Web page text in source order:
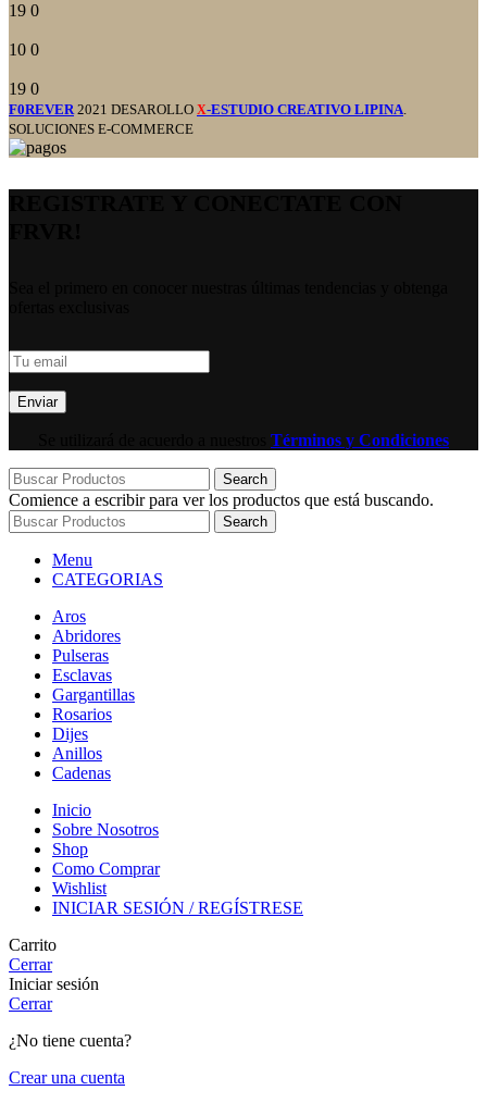
19 0
10 0
19 0
F0REVER 2021 DESAROLLO X-ESTUDIO CREATIVO LIPINA.
SOLUCIONES E-COMMERCE
Términos y Condiciones
Search
Comience a escribir para ver los productos que está buscando.
Search
Menu
CATEGORIAS
Aros
Abridores
Pulseras
Esclavas
Gargantillas
Rosarios
Dijes
Anillos
Cadenas
Inicio
Sobre Nosotros
Shop
Como Comprar
Wishlist
INICIAR SESIÓN / REGÍSTRESE
Carrito
Cerrar
Iniciar sesión
Cerrar
¿No tiene cuenta?
Crear una cuenta